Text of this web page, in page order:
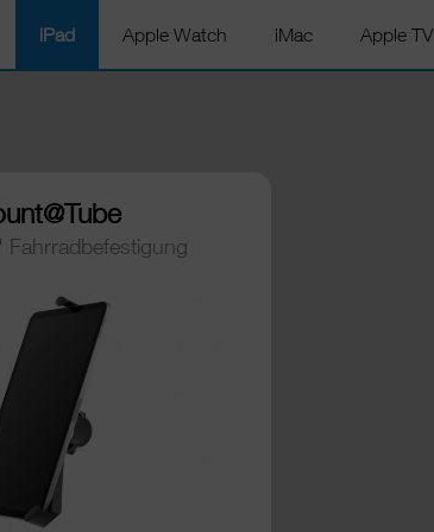
iPad Apple Watch iMac Apple TV
Fahrradbefestigung